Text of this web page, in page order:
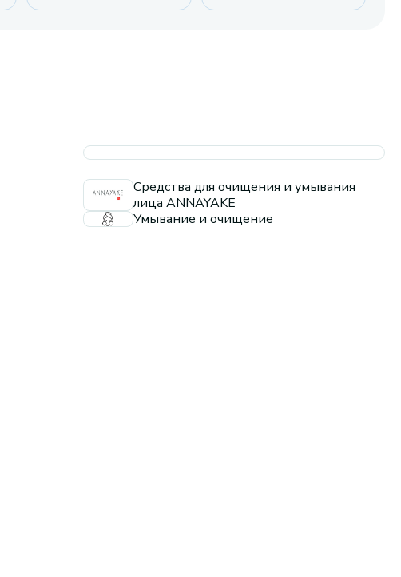
Средства для очищения и умывания
лица ANNAYAKE
Умывание и очищение